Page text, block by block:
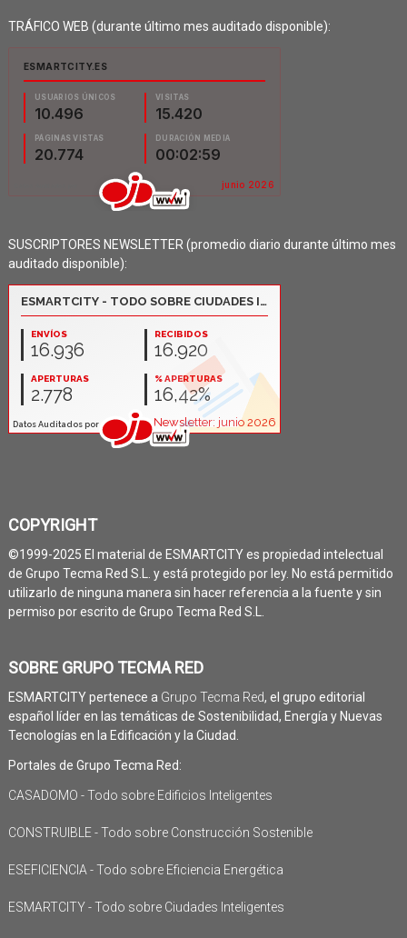
TRÁFICO WEB (durante último mes auditado disponible):
SUSCRIPTORES NEWSLETTER (promedio diario durante último mes
auditado disponible):
COPYRIGHT
©1999-2025 El material de ESMARTCITY es propiedad intelectual
de Grupo Tecma Red S.L. y está protegido por ley. No está permitido
utilizarlo de ninguna manera sin hacer referencia a la fuente y sin
permiso por escrito de Grupo Tecma Red S.L.
SOBRE GRUPO TECMA RED
ESMARTCITY pertenece a Grupo Tecma Red, el grupo editorial
español líder en las temáticas de Sostenibilidad, Energía y Nuevas
Tecnologías en la Edificación y la Ciudad.
Portales de Grupo Tecma Red:
CASADOMO - Todo sobre Edificios Inteligentes
CONSTRUIBLE - Todo sobre Construcción Sostenible
ESEFICIENCIA - Todo sobre Eficiencia Energética
ESMARTCITY - Todo sobre Ciudades Inteligentes